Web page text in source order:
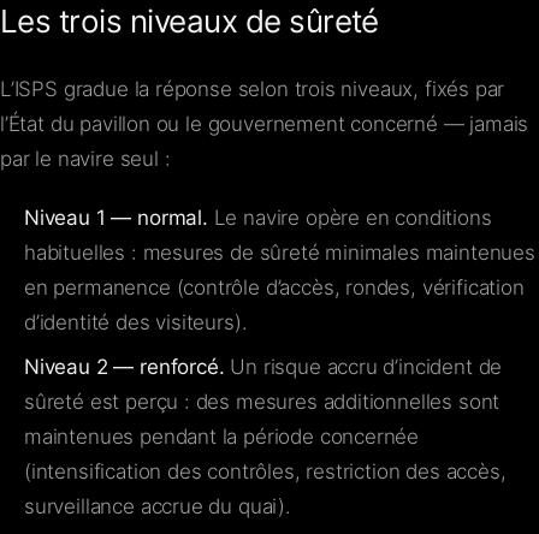
Les trois niveaux de sûreté
L’ISPS gradue la réponse selon trois niveaux, fixés par
l’État du pavillon ou le gouvernement concerné — jamais
par le navire seul :
Niveau 1 — normal. Le navire opère en conditions
habituelles : mesures de sûreté minimales maintenues
en permanence (contrôle d’accès, rondes, vérification
d’identité des visiteurs).
Niveau 2 — renforcé. Un risque accru d’incident de
sûreté est perçu : des mesures additionnelles sont
maintenues pendant la période concernée
(intensification des contrôles, restriction des accès,
surveillance accrue du quai).